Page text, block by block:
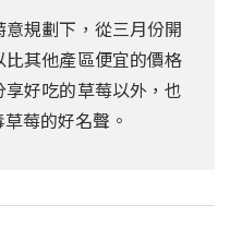
規劃下，從三月份開
其他產區便宜的價格
好吃的草莓以外，也
莓的好名聲。